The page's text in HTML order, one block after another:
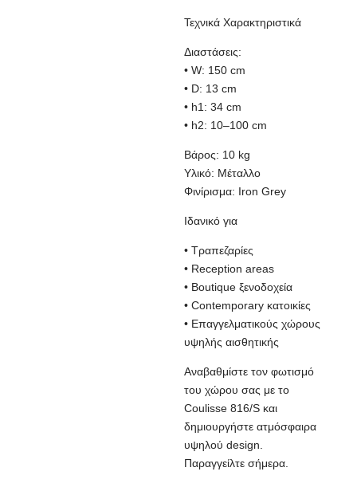
Τεχνικά Χαρακτηριστικά
Διαστάσεις:
• W: 150 cm
• D: 13 cm
• h1: 34 cm
• h2: 10–100 cm
Βάρος: 10 kg
Υλικό: Μέταλλο
Φινίρισμα: Iron Grey
Ιδανικό για
• Τραπεζαρίες
• Reception areas
• Boutique ξενοδοχεία
• Contemporary κατοικίες
• Επαγγελματικούς χώρους
υψηλής αισθητικής
Αναβαθμίστε τον φωτισμό
του χώρου σας με το
Coulisse 816/S και
δημιουργήστε ατμόσφαιρα
υψηλού design.
Παραγγείλτε σήμερα.